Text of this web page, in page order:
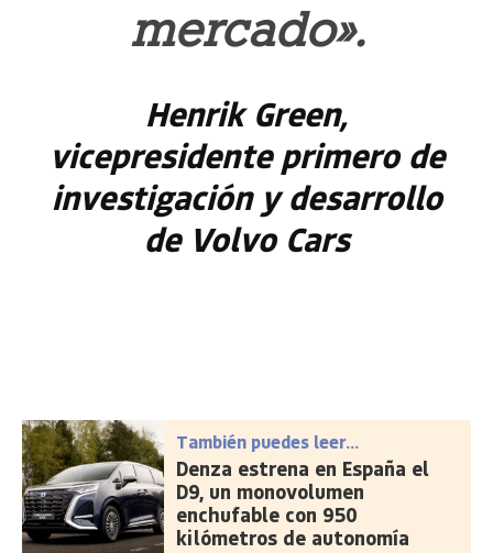
mercado».
Henrik Green,
vicepresidente primero de
investigación y desarrollo
de Volvo Cars
También puedes leer...
Denza estrena en España el
D9, un monovolumen
enchufable con 950
kilómetros de autonomía